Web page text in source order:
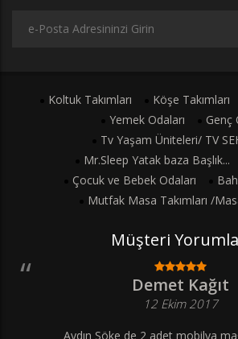
Koltuk Takımları Köşe Takımları
Yemek Odaları
Genç
Tv Yaşam Üniteleri/ TV
Mr.Sleep Yatak baza Başlık...
Çocuk ve Bebek Odaları
Mutfak Masa Takımları /
Müşteri
Demet Kağıt
12 Ekim 2017
Aydın Söke de 2 adet mobilya